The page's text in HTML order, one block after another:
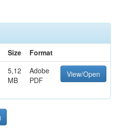
Size
Format
5,12
MB
Adobe
PDF
View/Open